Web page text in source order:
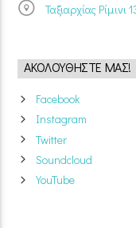
Ταξιαρχίας
ΑΚΟΛΟΥΘΉΣΤΕ ΜΑΣ!
Facebook
Instagram
Twitter
Soundcloud
YouTube